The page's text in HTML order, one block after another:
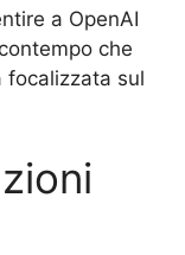
a OpenAI
che
focalizzata sul